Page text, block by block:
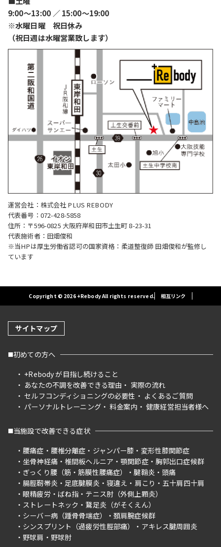
9:00〜13:00 ／ 15:00〜19:00
※水曜日曜 祝日休み
（祝日週は水曜営業致します）
運営会社：株式会社 PLUS REBODY
代表番号：072-428-5858
住所：〒596-0825 大阪府岸和田市土生町 8-23-31
代表施術者：田畑俊和
※当HPは厚生労働省認可の国家資格：柔道整復師 田畑俊和が監修し
ています
Copyright © 2026 +Rebody All rights reserved. 相互リンク
サイトマップ
初めての方へ
+Rebody が目指し続けること
あなたの不調を改善できる理由
実際の流れ
セルフコンディショニングの必要性
よくあるご質問
パーソナルトレーニング
料金案内 健康経営担当者様へ
当施設で改善できる症状
腰痛症
腰椎分離症 ジャンパー膝
変形性膝関節症
坐骨神経痛
椎間板ヘルニア 顎関節症
胸郭出口症候群
ぎっくり腰（筋・筋膜性腰痛症）
腱鞘炎
頭痛
腸脛靭帯炎
足底腱膜炎 寝違え 肩こり
五十肩四十肩
眼精疲労
ばね指
テニス肘（外側上顆炎）
ストレートネック
鵞足炎（がそくえん）
シーバー病（踵骨骨端症）
頚肩腕症候群
シンスプリント（過疲労性脛部痛）
アキレス腱周囲炎
野球肩
野球肘